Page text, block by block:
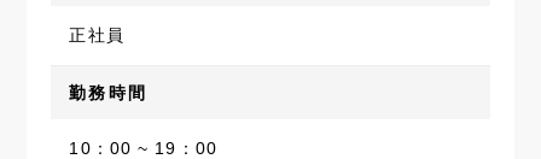
正社員
勤務時間
10：00 ~ 19：00